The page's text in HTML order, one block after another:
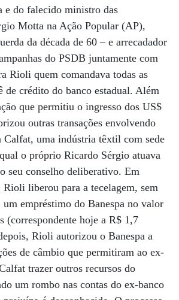
e do falecido ministro das
Motta na Ação Popular (AP),
da década de 60 – e arrecadador
do PSDB juntamente com
Rioli quem comandava todas as
de crédito do banco estadual. Além
que permitiu o ingresso dos US$
outras transações envolvendo
Calfat, uma indústria têxtil com sede
o próprio Ricardo Sérgio atuava
seu conselho deliberativo. Em
Rioli liberou para a tecelagem, sem
um empréstimo do Banespa no valor
(correspondente hoje a R$ 1,7
Rioli autorizou o Banespa a
de câmbio que permitiram ao ex-
trazer outros recursos do
um rombo nas contas do ex-banco